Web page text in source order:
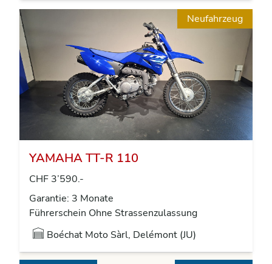
Neufahrzeug
YAMAHA TT-R 110
CHF 3’590.-
Garantie: 3 Monate
Führerschein Ohne Strassenzulassung
Boéchat Moto Sàrl, Delémont (JU)